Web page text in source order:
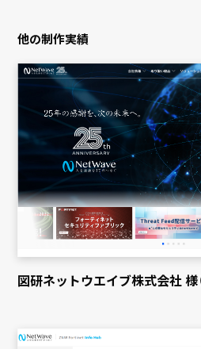
他の制作実績
図研ネットウエイブ株式会社 様